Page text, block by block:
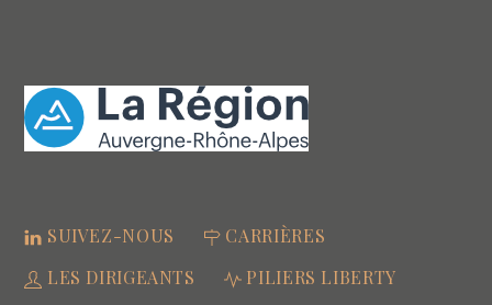
SUIVEZ-NOUS
CARRIÈRES
LES DIRIGEANTS
PILIERS LIBERTY